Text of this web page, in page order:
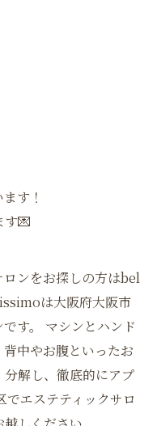
す！
す💌
ンをお探しの方はbel
は大阪府大阪市
す。 マシンとハンド
中やお腹といったお
解し、徹底的にアプ
でエステティックサロ